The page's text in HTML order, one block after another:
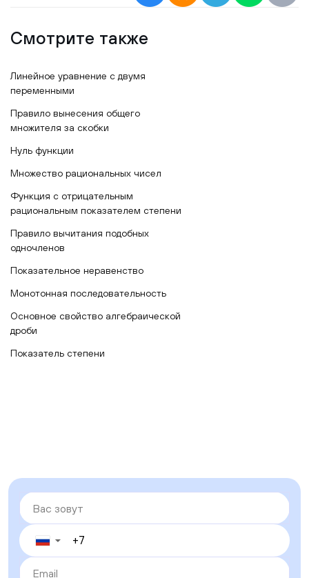
Смотрите также
Линейное уравнение с двумя
переменными
Правило вынесения общего
множителя за скобки
Нуль функции
Множество рациональных чисел
Функция с отрицательным
рациональным показателем степени
Правило вычитания подобных
одночленов
Показательное неравенство
Монотонная последовательность
Основное свойство алгебраической
дроби
Показатель степени
▼